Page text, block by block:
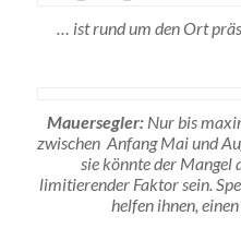
… ist rund um den Ort
Mauersegler: Nur bis
zwischen Anfang Mai und
sie könnte der Mangel
limitierender Faktor sein.
helfen ihnen,